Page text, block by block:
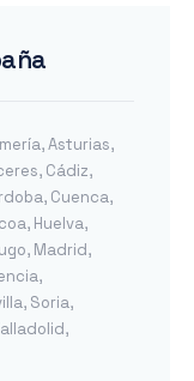
,Asturias,
, Cádiz,
, Cuenca,
, Huelva,
, Madrid,
,
, Soria,
,